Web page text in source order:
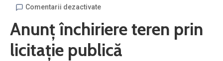
Comentarii dezactivate
Anunț închiriere teren prin
licitație publică